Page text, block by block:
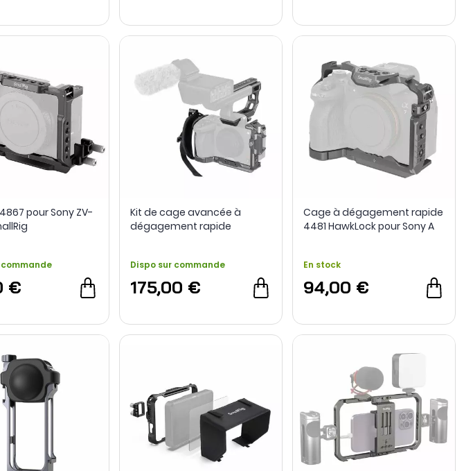
pour Sony ZV-
€
Kit de cage avancée à
dégagement rapide
Dispo sur commande
175,00 €
Cage à dégagement rapide
4481 HawkLock pour Sony A
En stock
94,00 €